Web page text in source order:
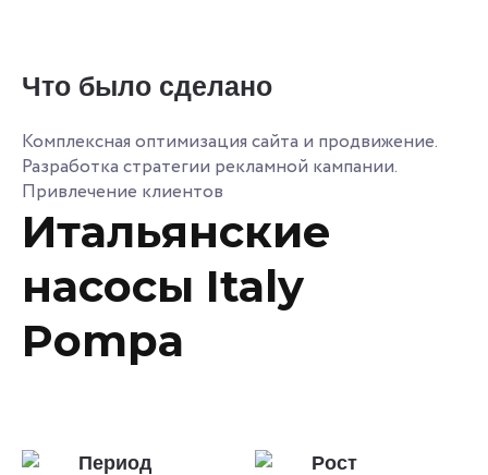
Что было сделано
Комплексная оптимизация сайта и продвижение.
Разработка стратегии рекламной кампании.
Привлечение клиентов
Итальянские
насосы Italy
Pompa
Период
Рост